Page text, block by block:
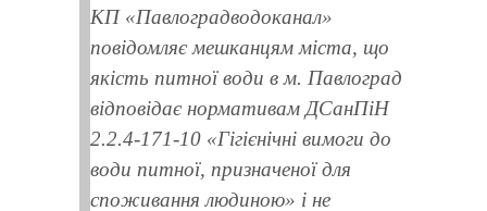
КП «Павлоградводоканал»
повідомляє мешканцям міста, що
якість питної води в м. Павлоград
відповідає нормативам ДСанПіН
2.2.4-171-10 «Гігієнічні вимоги до
води питної, призначеної для
споживання людиною» і не